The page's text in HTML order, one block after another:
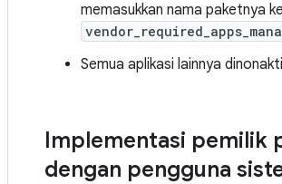
memasukkan nama paketnya
Semua aplikasi lainnya
Implementasi pemilik
dengan pengguna